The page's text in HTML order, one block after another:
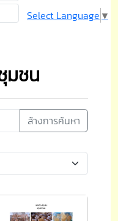
Select Language ▼
ชน
ล้างการค้นหา